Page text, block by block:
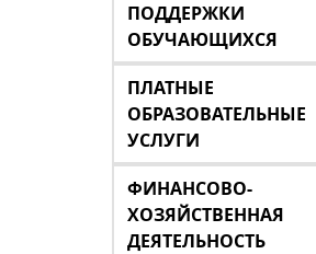
ПОДДЕРЖКИ
ОБУЧАЮЩИХСЯ
ПЛАТНЫЕ
ОБРАЗОВАТЕЛЬНЫЕ
УСЛУГИ
ФИНАНСОВО-
ХОЗЯЙСТВЕННАЯ
ДЕЯТЕЛЬНОСТЬ